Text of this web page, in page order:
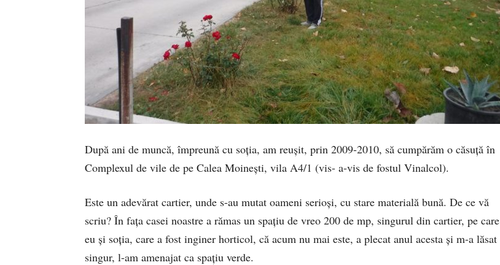
După ani de muncă, împreună cu soţia, am reuşit, prin 2009-2010, să cumpărăm o căsuţă în
Complexul de vile de pe Calea Moineşti, vila A4/1 (vis- a-vis de fostul Vinalcol).
Este un adevărat cartier, unde s-au mutat oameni serioşi, cu stare materială bună. De ce vă
scriu? În faţa casei noastre a rămas un spaţiu de vreo 200 de mp, singurul din cartier, pe care
eu şi soţia, care a fost inginer horticol, că acum nu mai este, a plecat anul acesta şi m-a lăsat
singur, l-am amenajat ca spaţiu verde.